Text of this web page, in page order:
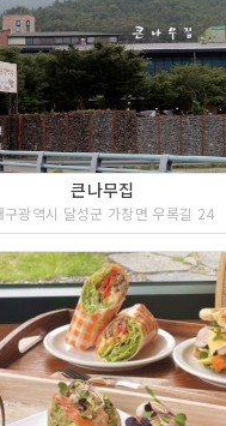
큰나무집
구광역시 달성군 가창면 우록길 24